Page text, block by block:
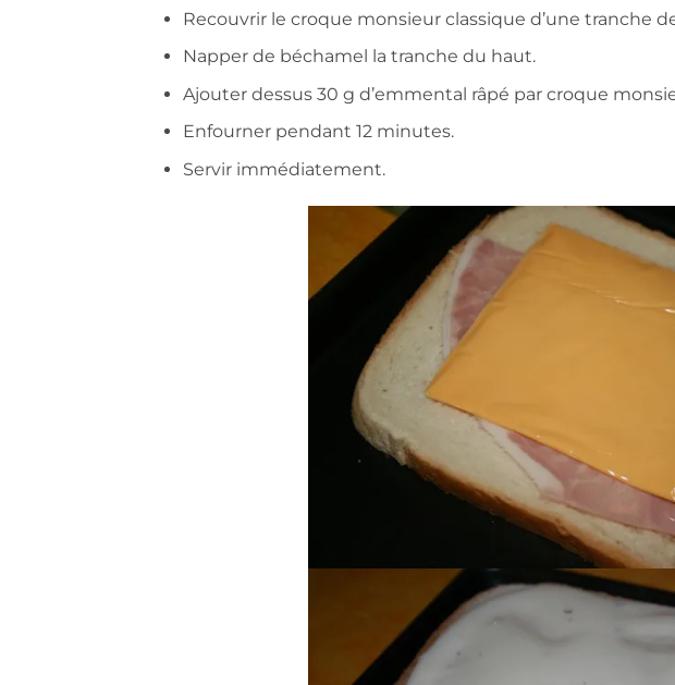
Recouvrir le croque monsieur classique d’une tranche
Napper de béchamel la tranche du haut.
Ajouter dessus 30 g d’emmental râpé par croque
Enfourner pendant 12 minutes.
Servir immédiatement.